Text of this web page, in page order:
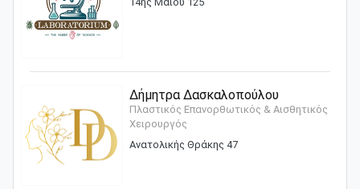
Δήμητρα Δασκαλοπούλου
Πλαστικός Επανορθωτικός & Αισθητικός
Χειρουργός
Ανατολικής Θράκης 47